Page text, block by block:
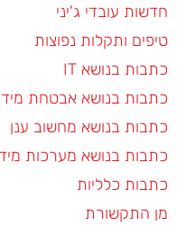
חדשות עובדי ג'יני
טיפים ותקלות נפוצות
כתבות בנושא IT
כתבות בנושא אבטחת
כתבות בנושא מחשוב ענן
כתבות בנושא מערכות
כתבות כלליות
מן התקשורת